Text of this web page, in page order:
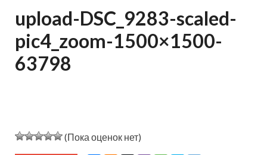
upload-DSC_9283-scaled-
pic4_zoom-1500×1500-
63798
(Пока оценок нет)